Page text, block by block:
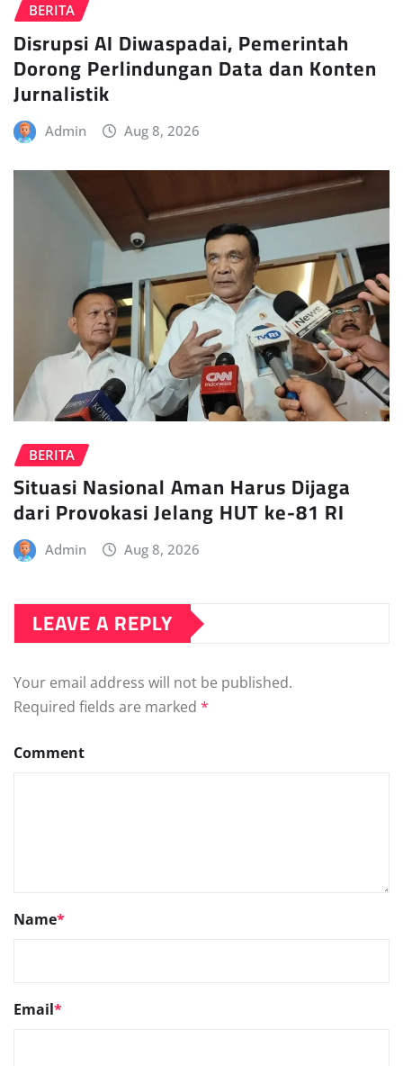
BERITA
Disrupsi AI Diwaspadai, Pemerintah
Dorong Perlindungan Data dan Konten
Jurnalistik
Admin Aug 8, 2026
BERITA
Situasi Nasional Aman Harus Dijaga
dari Provokasi Jelang HUT ke-81 RI
Admin Aug 8, 2026
LEAVE A REPLY
Your email address will not be published.
Required fields are marked *
Comment
Name*
Email*